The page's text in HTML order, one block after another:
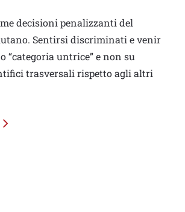
decisioni penalizzanti del
Sentirsi discriminati e venir
“categoria untrice” e non su
trasversali rispetto agli altri